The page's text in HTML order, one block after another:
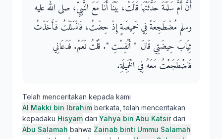
أَنَّ أُمَّ سَلَمَةَ حَدَّثَتْهَا قَالَتْ، بَيْنَا أَنَا مَعَ النَّبِيِّ، صلى الله عليه
وسلم مُضْطَجِعَةً فِي خَمِيصَةٍ إِذْ حِضْتُ، فَانْسَلَلْتُ فَأَخَذْتُ
ثِيَابَ حِيضَتِي قَالَ ‏ "‏ أَنُفِسْتِ ‏"‏‏.‏ قُلْتُ نَعَمْ‏.‏ فَدَعَانِي
فَاضْطَجَعْتُ مَعَهُ فِي الْخَمِيلَةِ‏.‏
Telah menceritakan kepada kami
Al Makki bin Ibrahim berkata, telah menceritakan
kepadaku Hisyam dari Yahya bin Abu Katsirdari
Abu Salamah bahwa Zainab binti Ummu Salamah